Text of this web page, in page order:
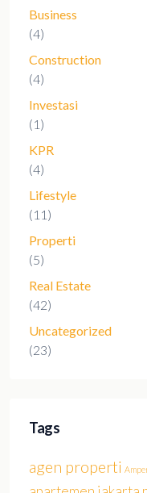
Business
(4)
Construction
(4)
Investasi
(1)
KPR
(4)
Lifestyle
(11)
Properti
(5)
Real Estate
(42)
Uncategorized
(23)
Tags
agen properti